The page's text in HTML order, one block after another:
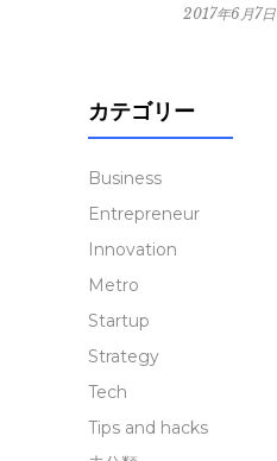
2017年6月7日
カテゴリー
Business
Entrepreneur
Innovation
Metro
Startup
Strategy
Tech
Tips and hacks